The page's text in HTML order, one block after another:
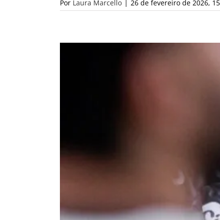
Por Laura Marcello 26 de fevereiro de 2026,